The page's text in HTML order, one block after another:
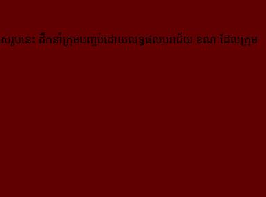
សរូបនេះ ដឹកនាំក្រុមបញ្ចប់ដោយលទ្ធផលបរាជ័យ ខណៈ​ដែលក្រុម